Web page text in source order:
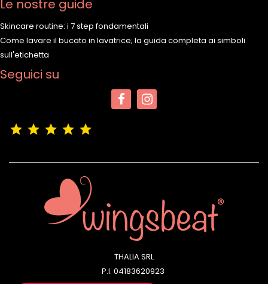
Le nostre guide
Skincare routine: i 7 step fondamentali
Come lavare il bucato in lavatrice; la guida completa ai simboli
sull'etichetta
Seguici su
THALIA SRL
P.I. 04183620923